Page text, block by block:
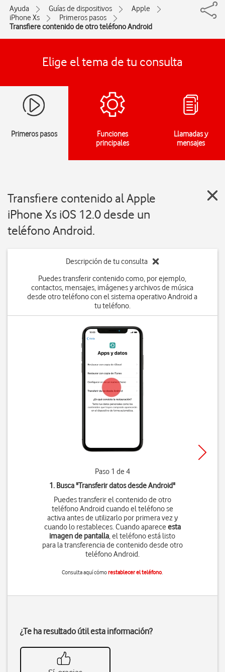
Ayuda Guías de dispositivos
Apple
iPhone Xs
Primeros pasos
Transfiere contenido de otro teléfono Android
Elige el tema de tu consulta
Primeros pasos
Funciones
principales
Llamadas y
mensajes
Transfiere contenido al Apple
iPhone Xs iOS 12.0 desde un
teléfono Android.
Descripción de tu consulta
Puedes transferir contenido como, por ejemplo,
contactos, mensajes, imágenes y archivos de música
desde otro teléfono con el sistema operativo Android a
tu teléfono.
Paso 1 de 4
1. Busca "Transferir datos desde Android"
Puedes transferir el contenido de otro
teléfono Android cuando el teléfono se
activa antes de utilizarlo por primera vez y
cuando lo restableces. Cuando aparece esta
imagen de pantalla, el teléfono está listo
para la transferencia de contenido desde otro
teléfono Android.
Consulta aquí cómorestablecer el teléfono.
¿Te ha resultado útil esta información?